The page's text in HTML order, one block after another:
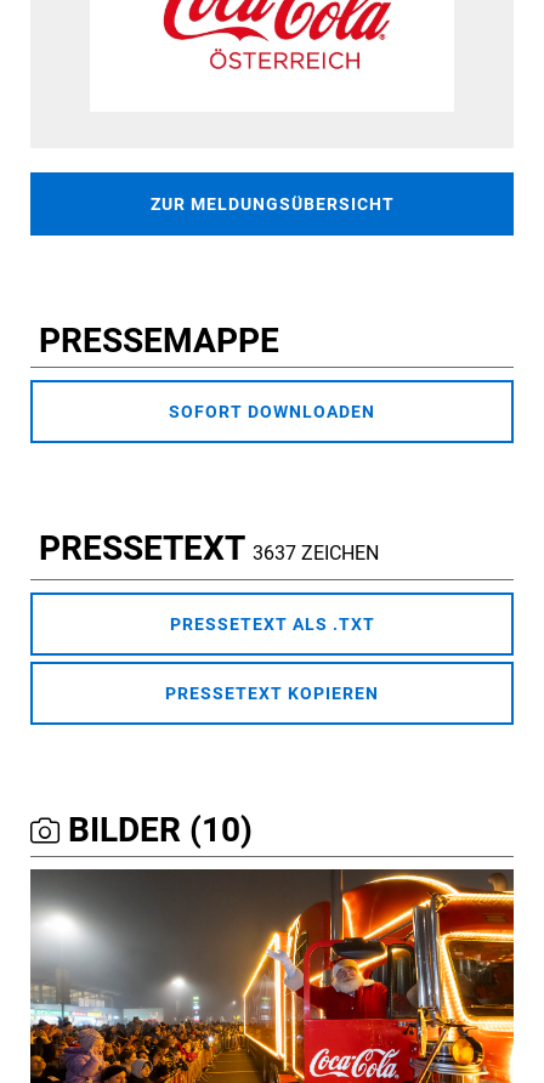
ZUR MELDUNGSÜBERSICHT
PRESSEMAPPE
SOFORT DOWNLOADEN
PRESSETEXT 3637 ZEICHEN
PRESSETEXT ALS .TXT
PRESSETEXT KOPIEREN
BILDER (10)